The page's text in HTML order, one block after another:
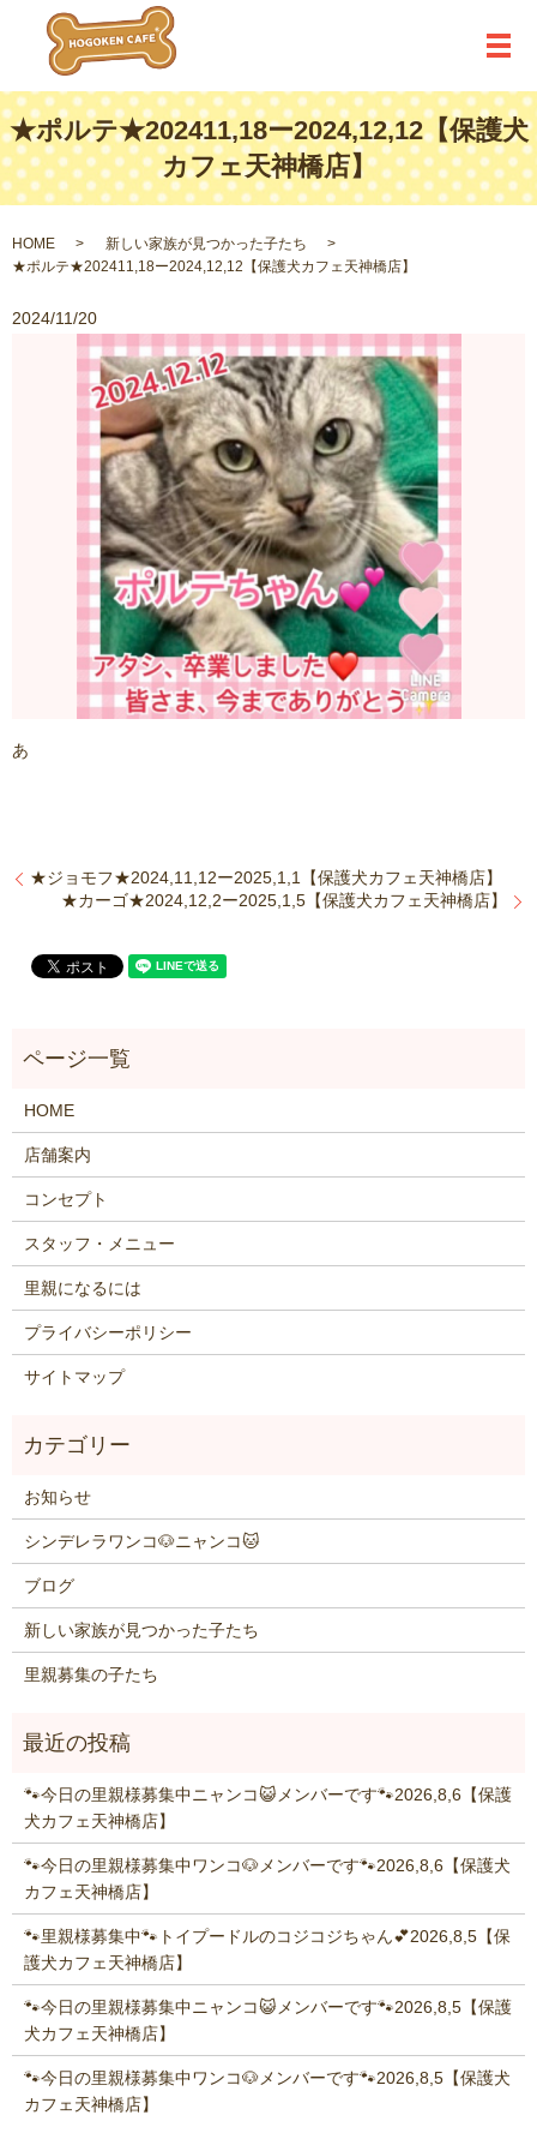
メ
★ポルテ★202411,18ー2024,12,12【保護犬
カフェ天神橋店】
HOME
新しい家族が見つかった子たち
★ポルテ★202411,18ー2024,12,12【保護犬カフェ天神橋店】
2024/11/20
あ
★ジョモフ★2024,11,12ー2025,1,1【保護犬カフェ天神橋店】
★カーゴ★2024,12,2ー2025,1,5【保護犬カフェ天神橋店】
HOME
店舗案内
コンセプト
スタッフ・メニュー
里親になるには
プライバシーポリシー
サイトマップ
お知らせ
シンデレラワンコ🐶ニャンコ🐱
ブログ
新しい家族が見つかった子たち
里親募集の子たち
🐾今日の里親様募集中ニャンコ😺メンバーです🐾2026,8,6【保護
犬カフェ天神橋店】
🐾今日の里親様募集中ワンコ🐶メンバーです🐾2026,8,6【保護犬
カフェ天神橋店】
🐾里親様募集中🐾トイプードルのコジコジちゃん💕2026,8,5【保
護犬カフェ天神橋店】
🐾今日の里親様募集中ニャンコ😺メンバーです🐾2026,8,5【保護
犬カフェ天神橋店】
🐾今日の里親様募集中ワンコ🐶メンバーです🐾2026,8,5【保護犬
カフェ天神橋店】